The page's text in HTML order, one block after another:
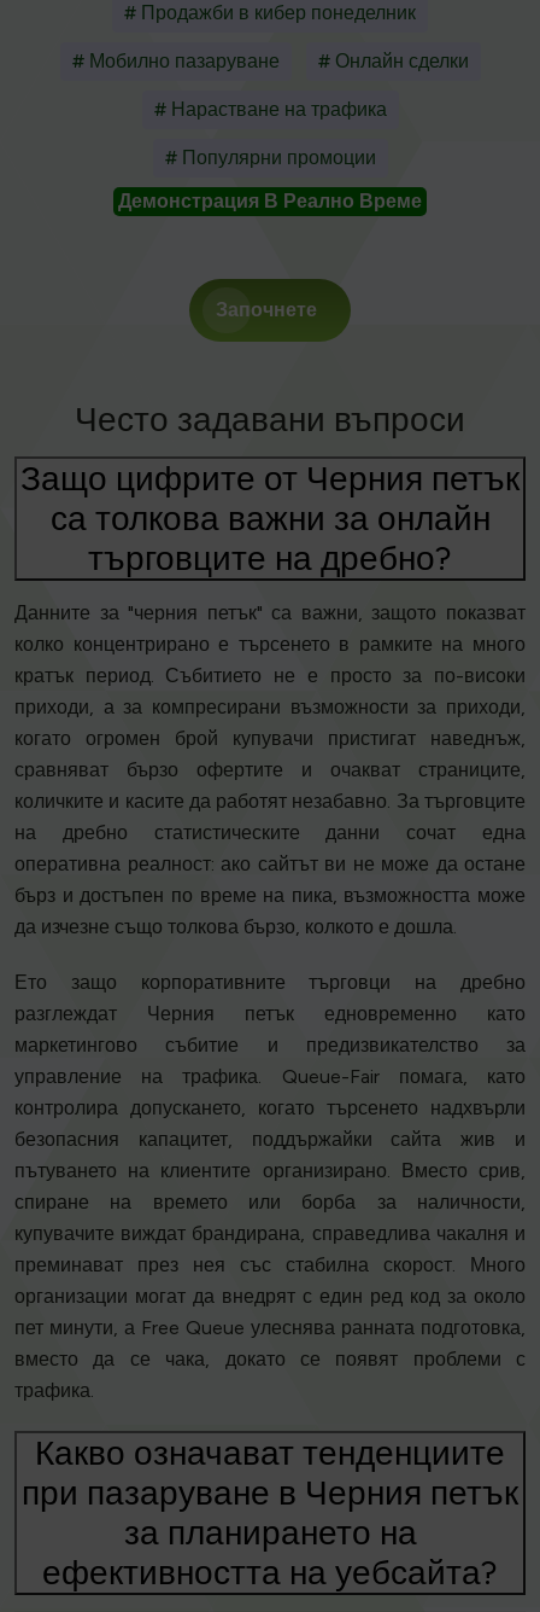
# Продажби в кибер понеделник
# Мобилно пазаруване # Онлайн сделки
# Нарастване на трафика
# Популярни промоции
Демонстрация В Реално Време
Започнете
Често задавани въпроси
Защо цифрите от Черния петък
са толкова важни за онлайн
търговците на дребно?
Данните за "черния петък" са важни, защото показват
колко концентрирано е търсенето в рамките на много
кратък период. Събитието не е просто за по-високи
приходи, а за компресирани възможности за приходи,
когато огромен брой купувачи пристигат наведнъж,
сравняват бързо офертите и очакват страниците,
количките и касите да работят незабавно. За търговците
на дребно статистическите данни сочат една
оперативна реалност: ако сайтът ви не може да остане
бърз и достъпен по време на пика, възможността може
да изчезне също толкова бързо, колкото е дошла.
Ето защо корпоративните търговци на дребно
разглеждат Черния петък едновременно като
маркетингово събитие и предизвикателство за
управление на трафика. Queue-Fair помага, като
контролира допускането, когато търсенето надхвърли
безопасния капацитет, поддържайки сайта жив и
пътуването на клиентите организирано. Вместо срив,
спиране на времето или борба за наличности,
купувачите виждат брандирана, справедлива чакалня и
преминават през нея със стабилна скорост. Много
организации могат да внедрят с един ред код за около
пет минути, а Free Queue улеснява ранната подготовка,
вместо да се чака, докато се появят проблеми с
трафика.
Какво означават тенденциите
при пазаруване в Черния петък
за планирането на
ефективността на уебсайта?